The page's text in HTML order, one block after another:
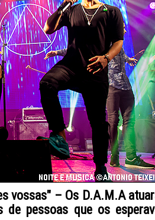
vossas" – Os D.A.M.A
pessoas que os